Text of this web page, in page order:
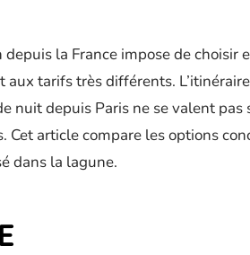
depuis la France impose de choisir
aux tarifs très différents.
nuit depuis Paris ne se valent
Cet article compare les options
dans la lagune.